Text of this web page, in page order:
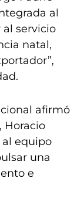
al
servicio
natal,
afirmó
Horacio
al equipo
una
e